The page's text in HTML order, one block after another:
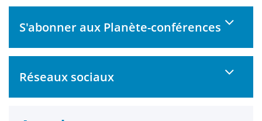
S'abonner aux Planète-conférences
Réseaux sociaux